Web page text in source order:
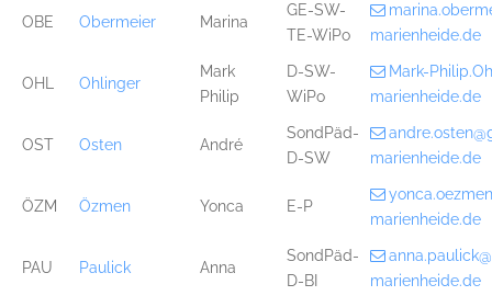
OBE Obermeier Marina
GE-SW-
TE-WiPo
marienheide.de
OHL Ohlinger
Mark
Philip
D-SW-
WiPo
Mark-
marienheide.de
OST Osten André
SondPäd-
D-SW
marienheide.de
ÖZM Özmen Yonca E-P
marienheide.de
PAU Paulick Anna
SondPäd-
D-BI
marienheide.de